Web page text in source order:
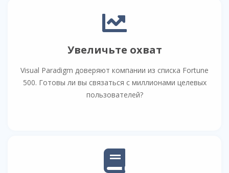
Увеличьте охват
Visual Paradigm доверяют компании из списка Fortune
500. Готовы ли вы связаться с миллионами целевых
пользователей?